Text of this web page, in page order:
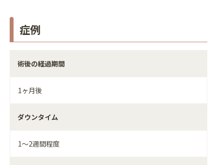
症例
術後の経過期間
1ヶ月後
ダウンタイム
1～2週間程度